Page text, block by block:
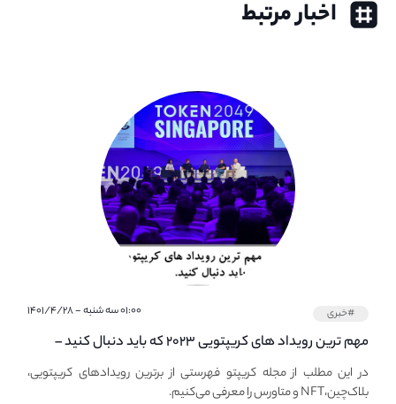
اخبار مرتبط
#خبری ۰۱:۰۰ سه شنبه - ۱۴۰۱/۴/۲۸
مهم ترین رویداد های کریپتویی ۲۰۲۳ که باید دنبال کنید –
معرفی بهترین رویداد های جهانی
در این مطلب از مجله کریپتو فهرستی از برترین رویدادهای کریپتویی،
بلاک‌چین،NFT و متاورس را معرفی می‌کنیم.